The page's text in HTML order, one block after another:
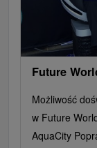
Future
Możliwość
w Future
AquaCity